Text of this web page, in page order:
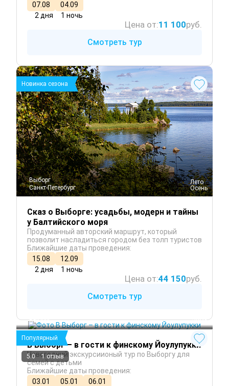
07.08
04.09
2 дня
1 ночь
Цена от:11 100руб.
Смотреть тур
Выборг
Санкт-Петербург
Новинка сезона
Лето
Осень
Сказ о Выборге: усадьбы, модерн и тайны
у Балтийского моря
Продуманный авторский маршрут, который
позволит насладиться городом без толп туристов
Ближайшие даты проведения:
15.08
12.09
2 дня
1 ночь
Цена от:44 150руб.
Смотреть тур
Выборг
Популярный
5.0 1 отзыв
Зима
В Выборг – в гости к финскому Йоулупукки
Новогодний экскурсиионый тур по Выборгу для
семей с детьми
Ближайшие даты проведения:
03.01
05.01
06.01